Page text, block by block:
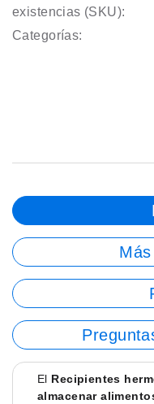
existencias (SKU):
Categorías:
El Recipientes
almacenar